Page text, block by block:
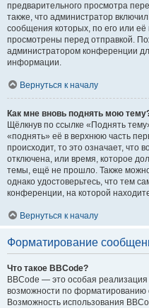
предварительного просмотра
также, что администратор
сообщения которых, по его или
просмотрены перед отправкой.
администратором конференции
информации.
Вернуться к началу
Как мне вновь поднять мою
Щёлкнув по ссылке «Поднять
«поднять» её в верхнюю часть
происходит, то это означает, что
отключена, или время, которое
темы, ещё не прошло. Также
однако удостоверьтесь, что тем
конференции, на которой
Вернуться к началу
Форматирование
Что такое BBCode?
BBCode — это особая
возможности по форматированию
Возможность использования